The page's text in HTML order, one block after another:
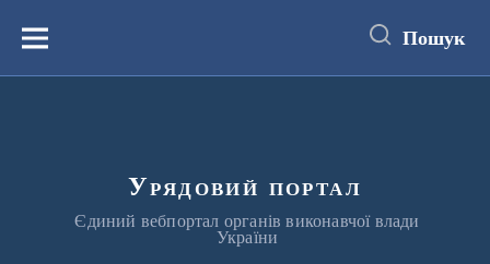
вмістуМеню Пошук
Урядовий портал
Єдиний вебпортал органів виконавчої влади
України